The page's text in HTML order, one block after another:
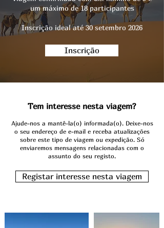
um máximo de 18 participantes
Inscrição ideal até 30 setembro 2026
Inscrição
Tem interesse nesta viagem?
Ajude-nos a mantê-la(o) informada(o). Deixe-nos
o seu endereço de e-mail e receba atualizações
sobre este tipo de viagem ou expedição.S​ó
enviaremos mensagens relacionadas com o
assunto do seu registo.
Registar interesse nesta viagem